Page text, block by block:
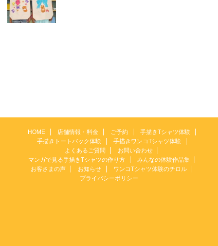
HOME 店舗情報・料金 ご予約
手描きTシャツ体験
手描きトートバック体験
手描きワンコTシャツ体験
よくあるご質問
お問い合わせ
マンガで見る手描きTシャツの作り方
みんなの体験作品集
お客さまの声
お知らせ
ワンコTシャツ体験のチロル
プライバシーポリシー